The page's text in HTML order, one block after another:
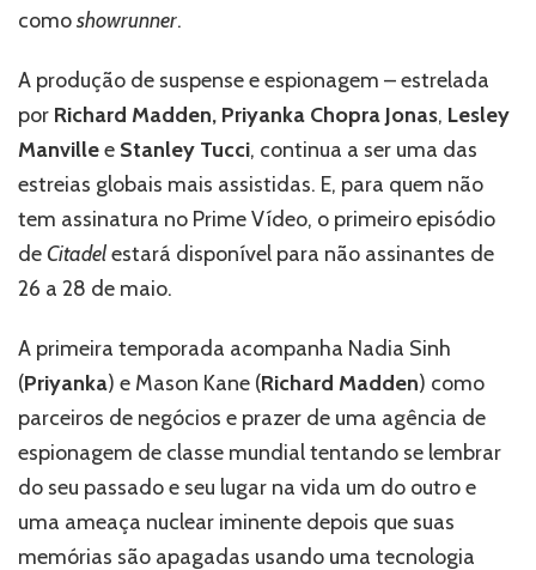
por
e
Priyanka
Chopra
Jonas
comoshowrunner.
A produção de suspense e espionagem – estrelada
por Richard Madden, Priyanka Chopra Jonas, Lesley
Manvillee Stanley Tucci, continua a ser uma das
estreias globais mais assistidas. E, para quem não
tem assinatura no Prime Vídeo, o primeiro episódio
deCitadelestará disponível para não assinantes de
26 a 28 de maio.
A primeira temporada acompanha Nadia Sinh
(Priyanka) e Mason Kane (Richard Madden) como
parceiros de negócios e prazer de uma agência de
espionagem de classe mundial tentando se lembrar
do seu passado e seu lugar na vida um do outro e
uma ameaça nuclear iminente depois que suas
memórias são apagadas usando uma tecnologia